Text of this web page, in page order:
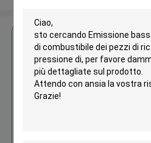
Ottieni il miglior
Emissione
iniettori di